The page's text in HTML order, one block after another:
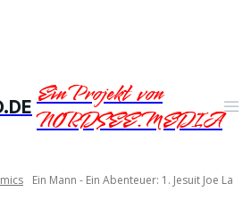
Ein Projekt von
NORDSEE.MEDIA
Ein Mann - Ein Abenteuer: 1. Jesuit Joe La